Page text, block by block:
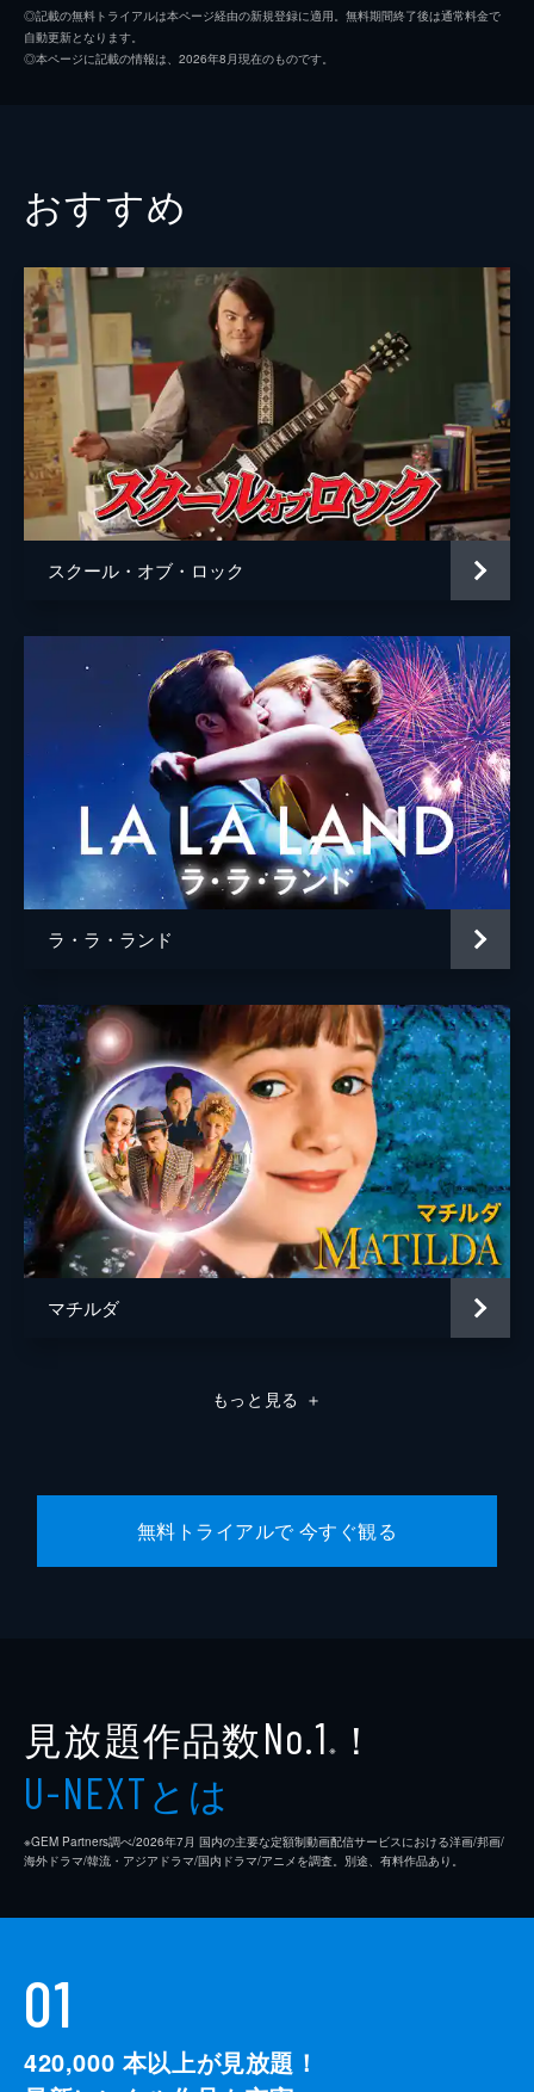
ケン
ケン
バービー
マイケル・セラ
マテル社CEO ウィル・フェレル
ハリ・ネフ
エマ・マッキー
アナ・クルーズ・ケイネ
シャロン・ルーニー
エメラルド・フェネル
ンクーティ・ガトワ
ニコラ・コーグラン
リトゥ・アリヤ
コナー・スウィンデルズ
ジェイミー・デメトリウ
ナレーション ヘレン・ミレン
監督 グレタ・ガーウィグ
脚本 グレタ・ガーウィグ
ノア・バームバック
音楽 マーク・ロンソン
アンドリュー・ワイアット
製作 デヴィッド・ハイマン
◎記載の無料トライアルは本ページ経由の新規登録に適用。無料期間終了後は通常料金で
自動更新となります。
◎本ページに記載の情報は、2026年8月現在のものです。
おすすめ
スクール・オブ・ロック
ラ・ラ・ランド
マチルダ
もっと見る ＋
無料トライアルで 今すぐ観る
見放題作品数No.1 ※ ！
U-NEXTとは
※GEM Partners調べ/2026年7⽉ 国内の主要な定額制動画配信サービスにおける洋画/邦画/
海外ドラマ/韓流・アジアドラマ/国内ドラマ/アニメを調査。別途、有料作品あり。
01
420,000 本以上が見放題！